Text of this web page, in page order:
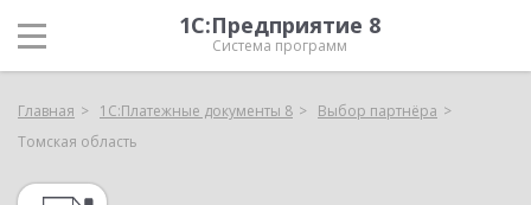
1С:Предприятие 8
Система программ
Главная 1С:Платежные документы 8
Выбор партнёра
Томская область